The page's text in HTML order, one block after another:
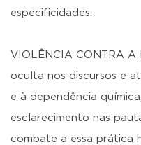
especificidades.
VIOLÊNCIA CONTRA A
oculta nos discursos e
e à dependência
esclarecimento nas
combate a essa prática